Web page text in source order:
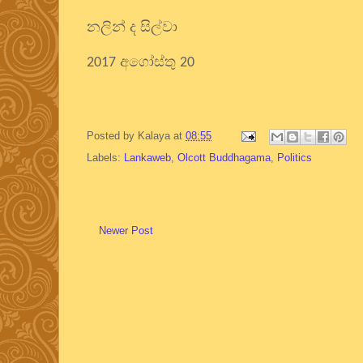
නලින් ද සිල්වා
2017 අගෝස්තු 20
Posted by Kalaya at 08:55
Labels: Lankaweb Olcott Buddhagama Politics
Newer Post